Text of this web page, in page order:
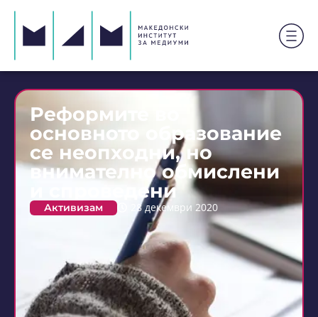
Реформите во
основното образование
се неопходни, но
внимателно обмислени
и спроведени
Активизам 28 декември 2020